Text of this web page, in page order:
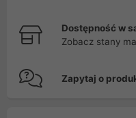
Dostępność w
Zobacz stany
Zapytaj o